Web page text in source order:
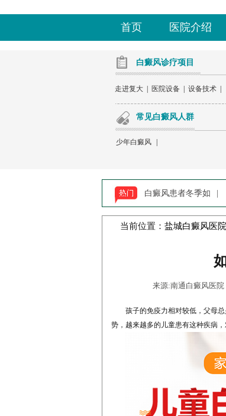
首页 医院介绍
白癜风诊疗项目
常见白癜风人群
走进复大 医院设备 设备技术
少年白癜风
白癜风患者冬季如
当前位置： 盐城白癜风医院
来源:南通白癜风医院
孩子的免疫力相对较低，父母总
势，越来越多的儿童患有这种疾病